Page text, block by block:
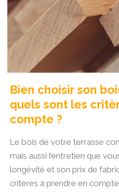
Bien choisir son
quels sont les
compte ?
Le bois de votre terrasse
mais aussi l’entretien que
longévité et son prix de
critères à prendre en